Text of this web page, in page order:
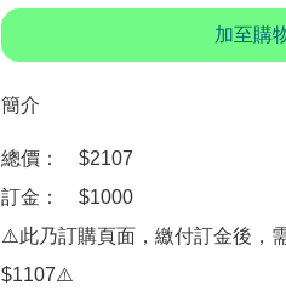
加至購
簡介
總價：　$2107
訂金：　$1000
⚠️此乃訂購頁面，繳付訂金後，
$1107⚠️